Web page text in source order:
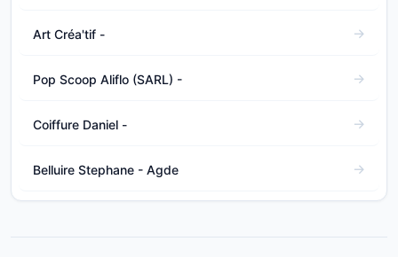
Art Créa'tif -
Pop Scoop Aliflo (SARL) -
Coiffure Daniel -
Belluire Stephane - Agde